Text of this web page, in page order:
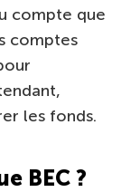
compte que
comptes
les fonds.
BEC ?